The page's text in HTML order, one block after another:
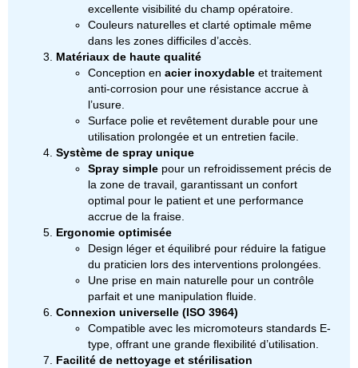
excellente visibilité du champ opératoire.
Couleurs naturelles et clarté optimale même
dans les zones difficiles d’accès.
Matériaux de haute qualité
Conception en acier inoxydable et traitement
anti-corrosion pour une résistance accrue à
l’usure.
Surface polie et revêtement durable pour une
utilisation prolongée et un entretien facile.
Système de spray unique
Spray simple pour un refroidissement précis de
la zone de travail, garantissant un confort
optimal pour le patient et une performance
accrue de la fraise.
Ergonomie optimisée
Design léger et équilibré pour réduire la fatigue
du praticien lors des interventions prolongées.
Une prise en main naturelle pour un contrôle
parfait et une manipulation fluide.
Connexion universelle (ISO 3964)
Compatible avec les micromoteurs standards E-
type, offrant une grande flexibilité d’utilisation.
Facilité de nettoyage et stérilisation